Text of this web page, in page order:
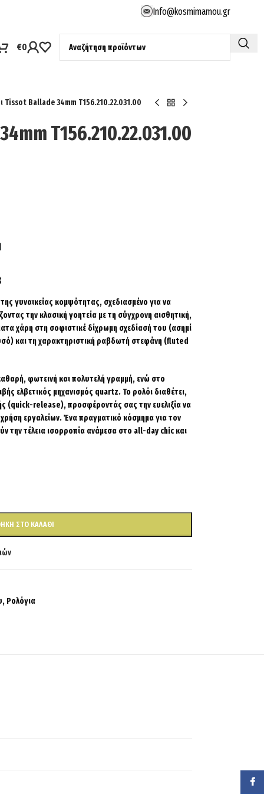
Info@kosmimamou.gr
€0
Tissot Ballade 34mm T156.210.22.031.00
T156.210.22.031.00
γυναικείας κομψότητας, σχεδιασμένο για να
την κλασική γοητεία με τη σύγχρονη αισθητική,
χάρη στη σοφιστικέ δίχρωμη σχεδίασή του (ασημί
και τη χαρακτηριστική ραβδωτή στεφάνη (fluted
φωτεινή και πολυτελή γραμμή, ενώ στο
ελβετικός μηχανισμός quartz. Το ρολόι διαθέτει,
(quick-release), προσφέροντάς σας την ευελιξία να
εργαλείων. Ένα πραγματικό κόσμημα για τον
την τέλεια ισορροπία ανάμεσα στο all-day chic και
ΣΤΟ ΚΑΛΆΘΙ
, Ρολόγια